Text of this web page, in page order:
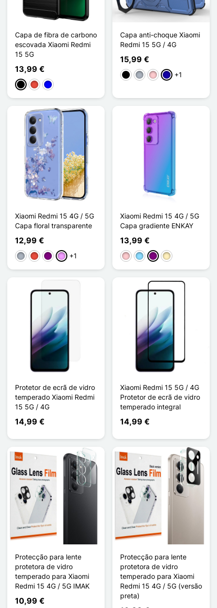
Capa de fibra de carbono
escovada Xiaomi Redmi
15 5G
13,99 €
PretoVermelho
Azul
Capa anti-choque Xiaomi
Redmi 15 5G / 4G
15,99 €
PretoCinzento
RosaAzul Escuro
+1
Xiaomi Redmi 15 4G / 5G
Capa floral transparente
12,99 €
CinzentoVermelho
PúrpuraVioleta ligeira
+1
Xiaomi Redmi 15 4G / 5G
Capa gradiente ENKAY
13,99 €
RosaAzul Claro
Púrpura
Ouro
Protetor de ecrã de vidro
temperado Xiaomi Redmi
15 5G / 4G
14,99 €
Xiaomi Redmi 15 5G / 4G
Protetor de ecrã de vidro
temperado integral
14,99 €
Protecção para lente
protetora de vidro
temperado para Xiaomi
Redmi 15 4G / 5G IMAK
10,99 €
Protecção para lente
protetora de vidro
temperado para Xiaomi
Redmi 15 4G / 5G (versão
preta)